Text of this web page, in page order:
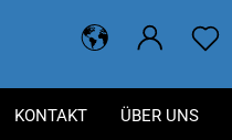
KONTAKT ÜBER UNS